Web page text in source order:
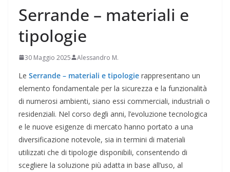
Serrande – materiali e
tipologie
30 Maggio 2025 Alessandro M.
Le Serrande – materiali e tipologie rappresentano un
elemento fondamentale per la sicurezza e la funzionalità
di numerosi ambienti, siano essi commerciali, industriali o
residenziali. Nel corso degli anni, l’evoluzione tecnologica
e le nuove esigenze di mercato hanno portato a una
diversificazione notevole, sia in termini di materiali
utilizzati che di tipologie disponibili, consentendo di
scegliere la soluzione più adatta in base all’uso, al